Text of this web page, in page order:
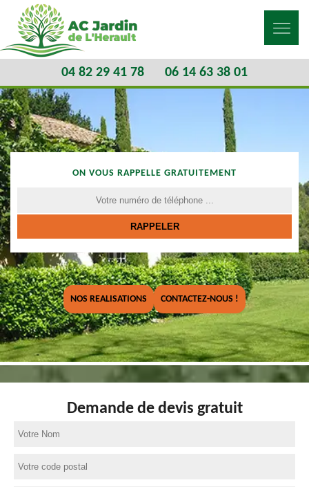
04 82 29 41 78 06 14 63 38 01
ON VOUS RAPPELLE GRATUITEMENT
NOS REALISATIONS CONTACTEZ-NOUS !
Demande de devis gratuit